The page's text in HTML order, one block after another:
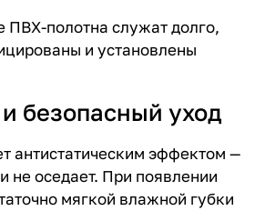
полотна служат долго,
и установлены
безопасный уход
антистатическим эффектом —
не оседает. При появлении
мягкой влажной губки